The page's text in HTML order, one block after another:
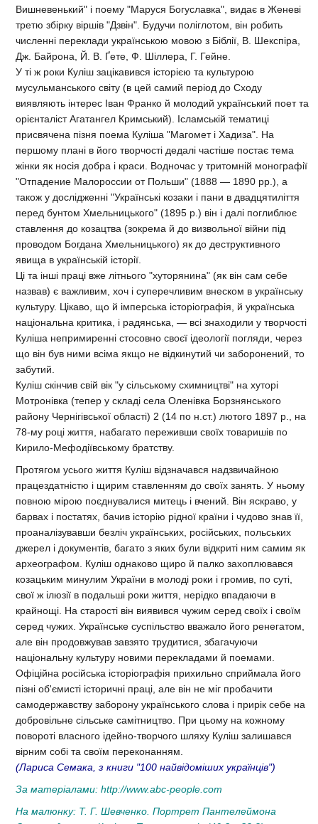
Вишневенький" і поему "Маруся Богуславка", видає в Женеві
третю збірку віршів "Дзвін". Будучи поліглотом, він робить
численні переклади українською мовою з Біблії, В. Шекспіра,
Дж. Байрона, Й. В. Ґете, Ф. Шіллера, Г. Гейне.
У ті ж роки Куліш зацікавився історією та культурою
мусульманського світу (в цей самий період до Сходу
виявляють інтерес Іван Франко й молодий український поет та
орієнталіст Агатангел Кримський). Ісламській тематиці
присвячена пізня поема Куліша "Магомет і Хадиза". На
першому плані в його творчості дедалі частіше постає тема
жінки як носія добра і краси. Водночас у тритомній монографії
"Отпадение Малороссии от Польши" (1888 — 1890 рр.), а
також у дослідженні "Українські козаки і пани в двадцятиліття
перед бунтом Хмельницького" (1895 р.) він і далі поглиблює
ставлення до козацтва (зокрема й до визвольної війни під
проводом Богдана Хмельницького) як до деструктивного
явища в українській історії.
Ці та інші праці вже літнього "хуторянина" (як він сам себе
назвав) є важливим, хоч і суперечливим внеском в українську
культуру. Цікаво, що й імперська історіографія, й українська
національна критика, і радянська, — всі знаходили у творчості
Куліша непримиренні стосовно своєї ідеології погляди, через
що він був ними всіма якщо не відкинутий чи заборонений, то
забутий.
Куліш скінчив свій вік "у сільському схимництві" на хуторі
Мотронівка (тепер у складі села Оленівка Борзнянського
району Чернігівської області) 2 (14 по н.ст.) лютого 1897 р., на
78-му році життя, набагато переживши своїх товаришів по
Кирило-Мефодіївському братству.
Протягом усього життя Куліш відзначався надзвичайною
працездатністю і щирим ставленням до своїх занять. У ньому
повною мірою поєднувалися митець і вчений. Він яскраво, у
барвах і постатях, бачив історію рідної країни і чудово знав її,
проаналізувавши безліч українських, російських, польських
джерел і документів, багато з яких були відкриті ним самим як
археографом. Куліш однаково щиро й палко захоплювався
козацьким минулим України в молоді роки і громив, по суті,
свої ж ілюзії в подальші роки життя, нерідко впадаючи в
крайнощі. На старості він виявився чужим серед своїх і своїм
серед чужих. Українське суспільство вважало його ренегатом,
але він продовжував завзято трудитися, збагачуючи
національну культуру новими перекладами й поемами.
Офіційна російська історіографія прихильно сприймала його
пізні об'ємисті історичні праці, але він не міг пробачити
самодержавству заборону українського слова і прирік себе на
добровільне сільське самітництво. При цьому на кожному
повороті власного ідейно-творчого шляху Куліш залишався
вірним собі та своїм переконанням.
(Лариса Семака, з книги "100 найвідоміших українців")
За матеріалами: http://www.abc-people.com
На малюнку: Т. Г. Шевченко. Портрет Пантелеймона